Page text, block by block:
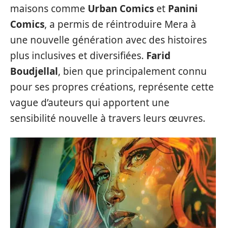
maisons comme Urban Comics et Panini
Comics, a permis de réintroduire Mera à
une nouvelle génération avec des histoires
plus inclusives et diversifiées. Farid
Boudjellal, bien que principalement connu
pour ses propres créations, représente cette
vague d’auteurs qui apportent une
sensibilité nouvelle à travers leurs œuvres.